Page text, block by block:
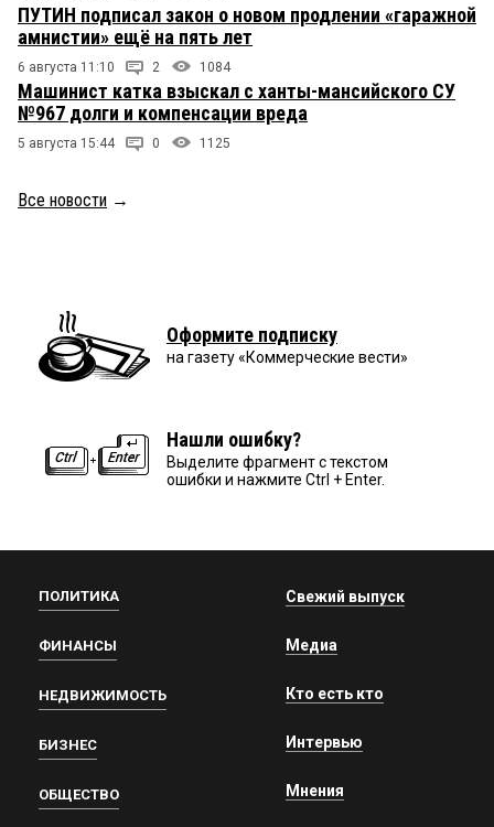
ПУТИН подписал закон о новом продлении «гаражной
амнистии» ещё на пять лет
6 августа 11:10 2 1084
Машинист катка взыскал с ханты-мансийского СУ
№967 долги и компенсации вреда
5 августа 15:44 0 1125
Все новости →
Оформите подписку
на газету «Коммерческие вести»
Нашли ошибку?
Выделите фрагмент с текстом
ошибки и нажмите Ctrl + Enter.
ПОЛИТИКА
ФИНАНСЫ
НЕДВИЖИМОСТЬ
БИЗНЕС
ОБЩЕСТВО
Свежий выпуск
Медиа
Кто есть кто
Интервью
Мнения